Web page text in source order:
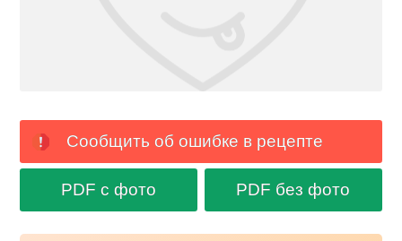
Сообщить об ошибке в рецепте
PDF с фото PDF без фото